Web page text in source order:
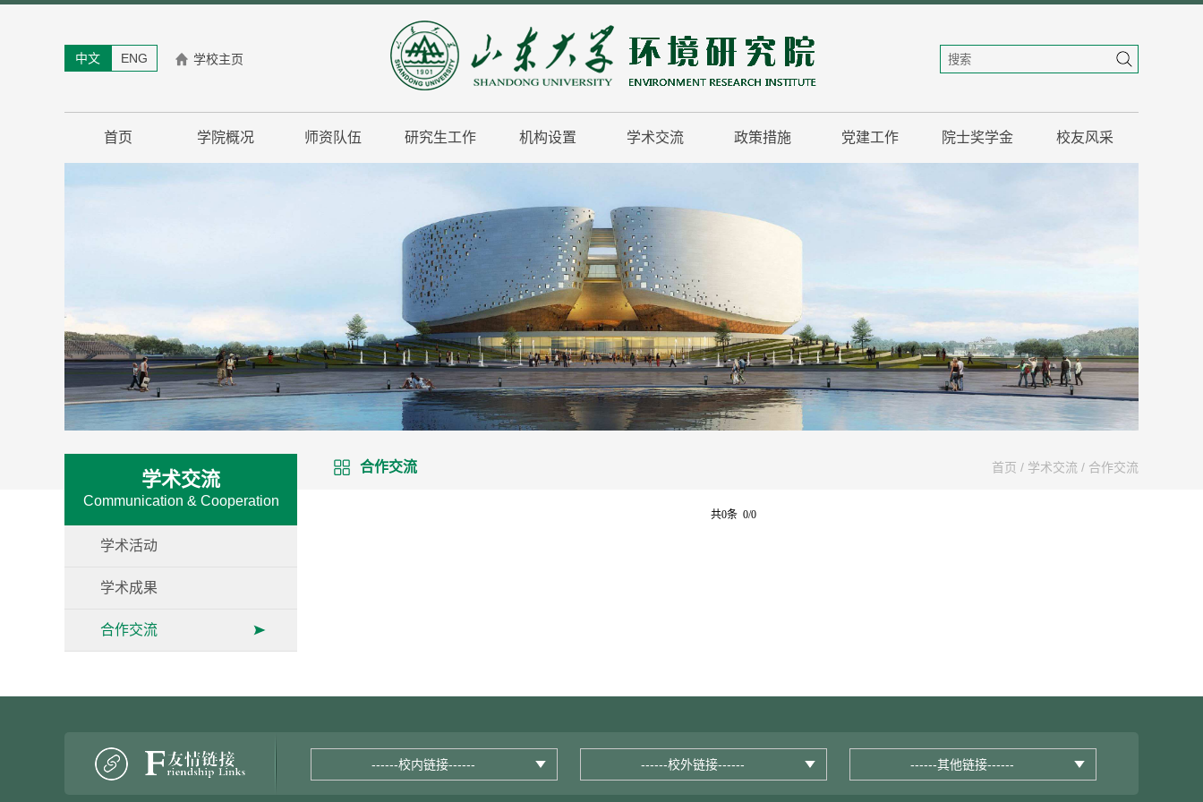
中文 ENG 学校主页
首页 学院概况 师资队伍 研究生工作 机构设置 学术交流 政策措施 党建工作 院士奖学金 校友风采
学术交流
Communication & Cooperation
学术活动
学术成果
合作交流
合作交流 首页 / 学术交流 / 合作交流
共0条 0/0
------校内链接------ ------校外链接------ ------其他链接------